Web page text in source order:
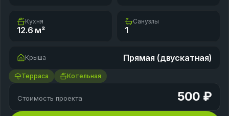
Кухня
12.6 м²
Санузлы
1
Крыша Прямая (двускатная)
Терраса Котельная
Стоимость проекта 500 ₽